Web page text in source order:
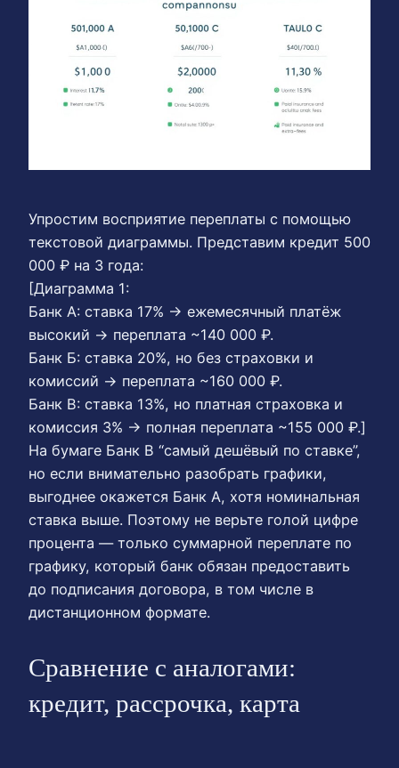
Упростим восприятие переплаты с помощью
текстовой диаграммы. Представим кредит 500
000 ₽ на 3 года:
[Диаграмма 1:
Банк А: ставка 17% → ежемесячный платёж
высокий → переплата ~140 000 ₽.
Банк Б: ставка 20%, но без страховки и
комиссий → переплата ~160 000 ₽.
Банк В: ставка 13%, но платная страховка и
комиссия 3% → полная переплата ~155 000 ₽.]
На бумаге Банк В “самый дешёвый по ставке”,
но если внимательно разобрать графики,
выгоднее окажется Банк А, хотя номинальная
ставка выше. Поэтому не верьте голой цифре
процента — только суммарной переплате по
графику, который банк обязан предоставить
до подписания договора, в том числе в
дистанционном формате.
Сравнение с аналогами:
кредит, рассрочка, карта